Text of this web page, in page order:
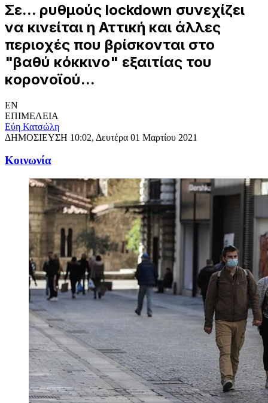
Σε... ρυθμούς lockdown συνεχίζει
να κινείται η Αττική και άλλες
περιοχές που βρίσκονται στο
"βαθύ κόκκινο" εξαιτίας του
κορονοϊού...
EN
ΕΠΙΜΕΛΕΙΑ
Εύη Κατσώλη
ΔΗΜΟΣΙΕΥΣΗ 10:02, Δευτέρα 01 Μαρτίου 2021
Κοινωνία